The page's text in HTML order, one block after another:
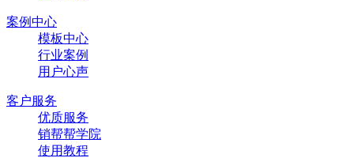
案例中心
模板中心
行业案例
用户心声
客户服务
优质服务
销帮帮学院
使用教程